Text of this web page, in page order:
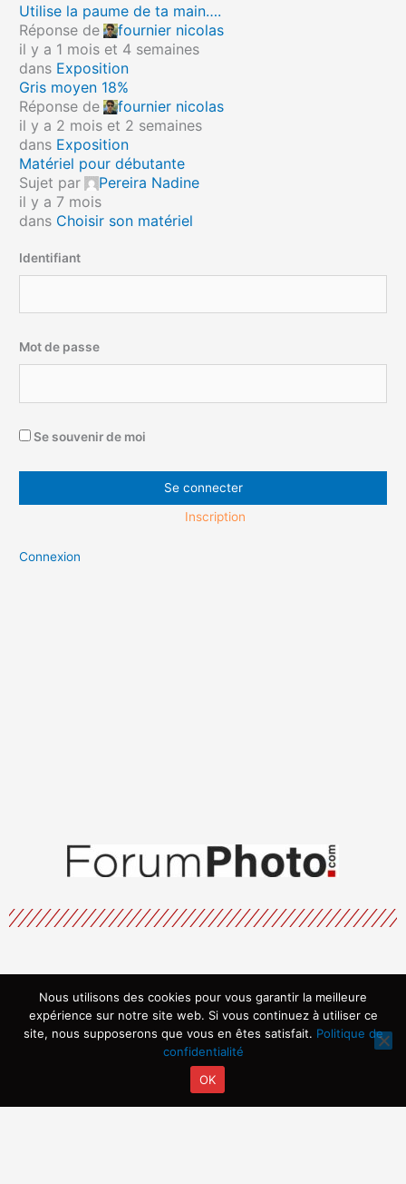
Utilise la paume de ta main….
Réponse de
fournier nicolas
il y a 1 mois et 4 semaines
dans Exposition
Gris moyen 18%
Réponse de
fournier nicolas
il y a 2 mois et 2 semaines
dans Exposition
Matériel pour débutante
Sujet par
Pereira Nadine
il y a 7 mois
dans Choisir son matériel
Identifiant
Mot de passe
Se souvenir de moi
Inscription
Connexion
Menu
Copyright © 2026 | Propulsé par ARVIA
Nous utilisons des cookies pour vous garantir la meilleure
expérience sur notre site web. Si vous continuez à utiliser ce
site, nous supposerons que vous en êtes satisfait. Politique de
confidentialité
OK